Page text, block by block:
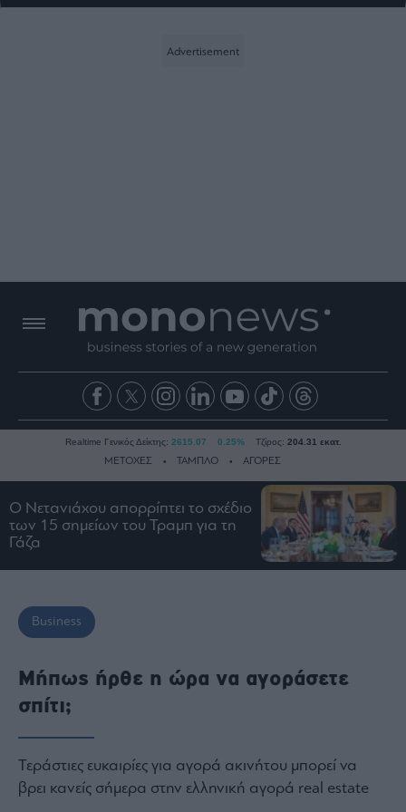
Ειδήσεις
Τράπεζες
Ναυτιλία
Estate
Ενέργεια
Πολιτισμός
Κοινωνία
Realtime Γενικός Δείκτης: 2615.07 0.25% Τζίρος: 204.31 εκατ.
ΜΕΤΟΧΕΣ ΤΑΜΠΛΟ ΑΓΟΡΕΣ
Ο Νετανιάχου απορρίπτει το σχέδιο
των 15 σημείων του Τραμπ για τη
Γάζα
Business
Μήπως ήρθε η ώρα να αγοράσετε
σπίτι;
Τεράστιες ευκαιρίες για αγορά ακινήτου μπορεί να
βρει κανείς σήμερα στην ελληνική αγορά real estate